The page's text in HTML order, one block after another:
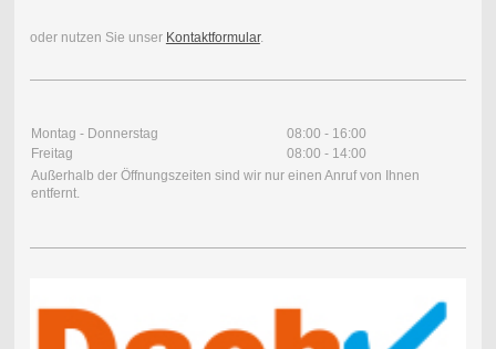
oder nutzen Sie unser Kontaktformular.
Montag - Donnerstag 08:00 - 16:00
Freitag
08:00 - 14:00
Außerhalb der Öffnungszeiten sind wir nur einen Anruf von Ihnen
entfernt.